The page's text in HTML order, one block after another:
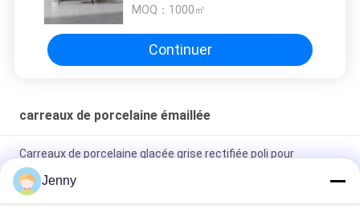
MOQ： 1000㎡
Continuer
carreaux de porcelaine émaillée
Carreaux de porcelaine glacée grise rectifiée poli pour
résidentiel / commercial
Carreaux de porcelaine rectifiée glacée brillante avec finition
Jenny